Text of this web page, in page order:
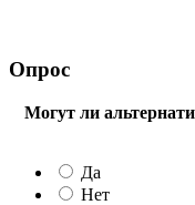
Опрос
Могут ли
Да
Нет